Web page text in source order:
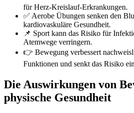
für Herz-Kreislauf-Erkrankungen.
✅ Aerobe Übungen senken den
kardiovaskuläre Gesundheit.
📌 Sport kann das Risiko für
Atemwege verringern.
👉 Bewegung verbessert
Funktionen und senkt das Risiko
Die Auswirkungen von
physische Gesundheit